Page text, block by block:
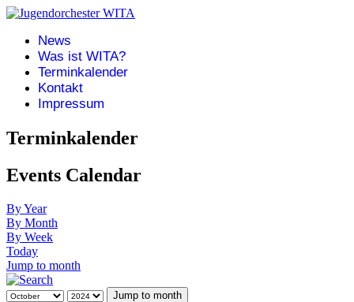
News
Was ist WITA?
Terminkalender
Kontakt
Impressum
Terminkalender
Events Calendar
By Year
By Month
By Week
Today
Jump to month
Jump to month